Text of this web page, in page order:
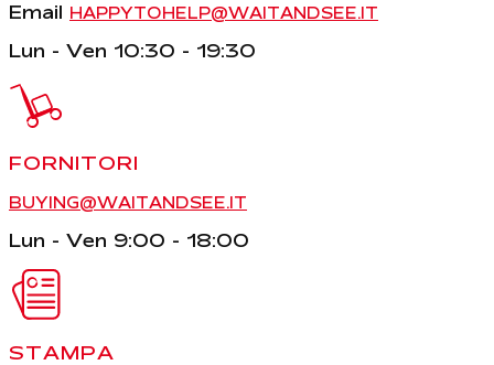
Email HAPPYTOHELP@WAITANDSEE.IT
Lun - Ven 10:30 - 19:30
FORNITORI
BUYING@WAITANDSEE.IT
Lun - Ven 9:00 - 18:00
STAMPA